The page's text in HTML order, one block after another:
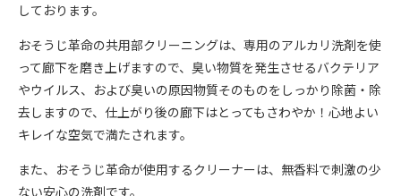
しております。
おそうじ革命の共用部クリーニングは、専用のアルカリ洗剤を使
って廊下を磨き上げますので、臭い物質を発生させるバクテリア
やウイルス、および臭いの原因物質そのものをしっかり除菌・除
去しますので、仕上がり後の廊下はとってもさわやか！心地よい
キレイな空気で満たされます。
また、おそうじ革命が使用するクリーナーは、無香料で刺激の少
ない安心の洗剤です。